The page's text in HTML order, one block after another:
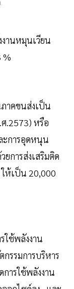
านหมุนเวียน
%
าคขนส่งเป็น
.2573) หรือ
ะการอุดหนุน
ยการส่งเสริมติด
ห้เป็น 20,000
ใช้พลังงาน
รรมการบริหาร
ารใช้พลังงาน